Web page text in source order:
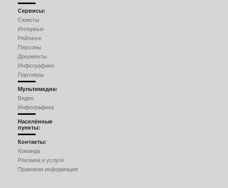
Сервисы:
Сюжеты
Интервью
Рейтинги
Персоны
Документы
Инфографика
Партнеры
Мультимедиа:
Видео
Инфографика
Населённые
пункты:
Контакты:
Команда
Реклама и услуги
Правовая информация